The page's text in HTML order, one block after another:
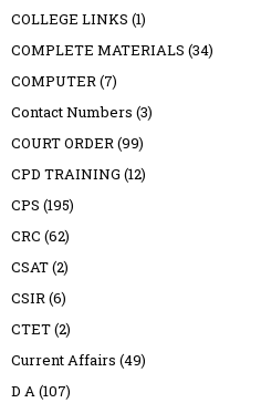
COLLEGE LINKS (1)
COMPLETE MATERIALS (34)
COMPUTER(7)
Contact Numbers (3)
COURT ORDER(99)
CPD TRAINING (12)
CPS (195)
CRC (62)
CSAT(2)
CSIR(6)
CTET(2)
Current Affairs (49)
D A(107)